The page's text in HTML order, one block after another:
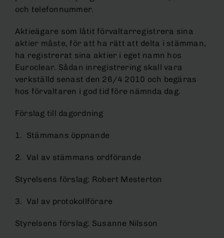
och telefonnummer.
Aktieägare som låtit förvaltarregistrera sina
aktier måste, för att ha rätt att delta i stämman,
ha registrerat sina aktier i eget namn hos
Euroclear. Sådan inregistrering skall vara
verkställd senast den 26/4 2010 och begäras
hos förvaltaren i god tid före nämnda dag.
Förslag till dagordning
1. Stämmans öppnande
2. Val av stämmans ordförande
Styrelsens förslag: Robert Mesterton
3. Val av protokollförare
Styrelsens förslag: Susanne Nilsson